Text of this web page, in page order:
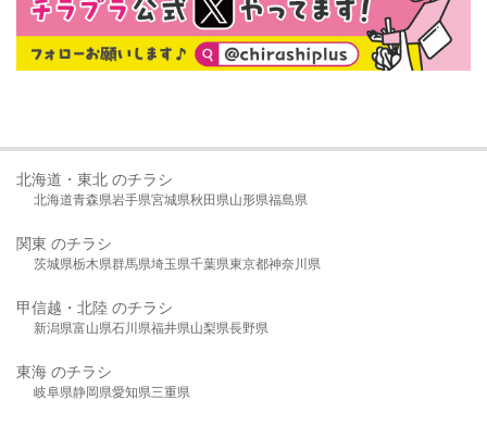
北海道・東北 のチラシ
北海道青森県岩手県宮城県秋田県山形県福島県
関東 のチラシ
茨城県栃木県群馬県埼玉県千葉県東京都神奈川県
甲信越・北陸 のチラシ
新潟県富山県石川県福井県山梨県長野県
東海 のチラシ
岐阜県静岡県愛知県三重県